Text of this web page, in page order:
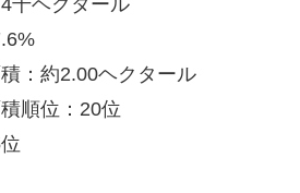
千ヘクタール
：約2.00ヘクタール
順位：20位